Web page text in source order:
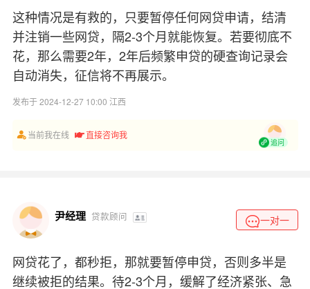
这种情况是有救的，只要暂停任何网贷申请，结清
并注销一些网贷，隔2-3个月就能恢复。若要彻底不
花，那么需要2年，2年后频繁申贷的硬查询记录会
自动消失，征信将不再展示。
发布于 2024-12-27 10:00 江西
当前我在线 直接咨询我
追问
尹经理 贷款顾问 一对一
网贷花了，都秒拒，那就要暂停申贷，否则多半是
继续被拒的结果。待2-3个月，缓解了经济紧张、急